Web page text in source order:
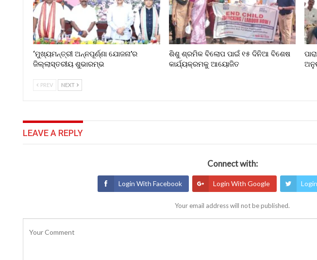
‘ମୁଖ୍ୟମନ୍ତ୍ରୀ ଅନ୍ନପୂର୍ଣ୍ଣା ଯୋଜନା’ର
ଜିଲ୍ଲାସ୍ତରୀୟ ଶୁଭାରମ୍ଭ
ଶିଶୁ ଶ୍ରମିକ ବିଲୋପ ପାଇଁ ୧୫ ଦିନିଆ ବିଶେଷ
କାର୍ଯ୍ୟକ୍ରମକୁ ଆୟୋଜିତ
PREV NEXT
LEAVE A REPLY
Connect with:
Login With Facebook Login With Google
Your email address will not be published.